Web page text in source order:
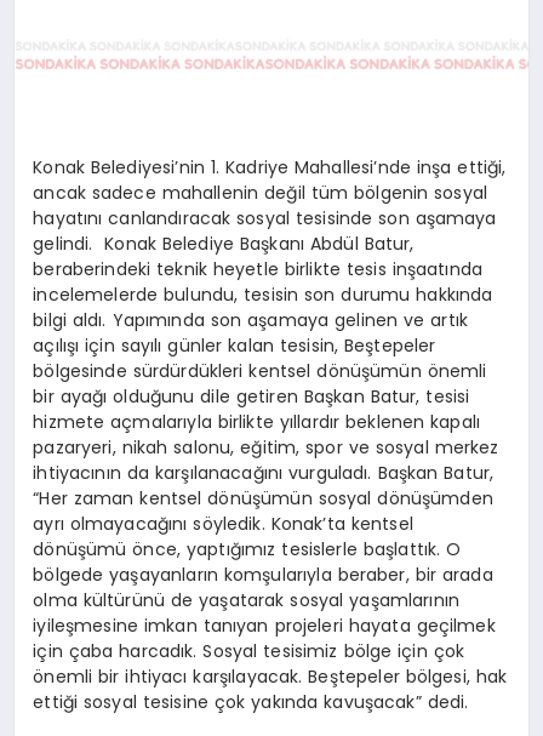
Konak Belediyesi’nin 1. Kadriye Mahallesi’nde inşa ettiği,
ancak sadece mahallenin değil tüm bölgenin sosyal
hayatını canlandıracak sosyal tesisinde son aşamaya
gelindi. Konak Belediye Başkanı Abdül Batur,
beraberindeki teknik heyetle birlikte tesis inşaatında
incelemelerde bulundu, tesisin son durumu hakkında
bilgi aldı. Yapımında son aşamaya gelinen ve artık
açılışı için sayılı günler kalan tesisin, Beştepeler
bölgesinde sürdürdükleri kentsel dönüşümün önemli
bir ayağı olduğunu dile getiren Başkan Batur, tesisi
hizmete açmalarıyla birlikte yıllardır beklenen kapalı
pazaryeri, nikah salonu, eğitim, spor ve sosyal merkez
ihtiyacının da karşılanacağını vurguladı. Başkan Batur,
“Her zaman kentsel dönüşümün sosyal dönüşümden
ayrı olmayacağını söyledik. Konak’ta kentsel
dönüşümü önce, yaptığımız tesislerle başlattık. O
bölgede yaşayanların komşularıyla beraber, bir arada
olma kültürünü de yaşatarak sosyal yaşamlarının
iyileşmesine imkan tanıyan projeleri hayata geçilmek
için çaba harcadık. Sosyal tesisimiz bölge için çok
önemli bir ihtiyacı karşılayacak. Beştepeler bölgesi, hak
ettiği sosyal tesisine çok yakında kavuşacak” dedi.